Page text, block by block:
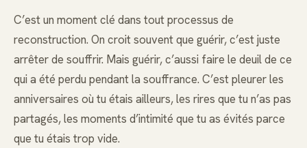
C’est un moment clé dans tout processus de
reconstruction. On croit souvent que guérir, c’est juste
arrêter de souffrir. Mais guérir, c’aussi faire le deuil de ce
qui a été perdu pendant la souffrance. C’est pleurer les
anniversaires où tu étais ailleurs, les rires que tu n’as pas
partagés, les moments d’intimité que tu as évités parce
que tu étais trop vide.